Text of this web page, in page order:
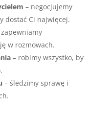
– negocjujemy
dostać Ci najwięcej.
w rozmowach.
– robimy wszystko, by
– śledzimy sprawę i